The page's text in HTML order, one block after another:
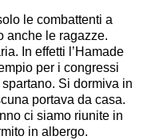
le combattenti a
anche le ragazze.
In effetti l’Hamade
per i congressi
Si dormiva in
portava da casa.
ci siamo riunite in
in albergo.